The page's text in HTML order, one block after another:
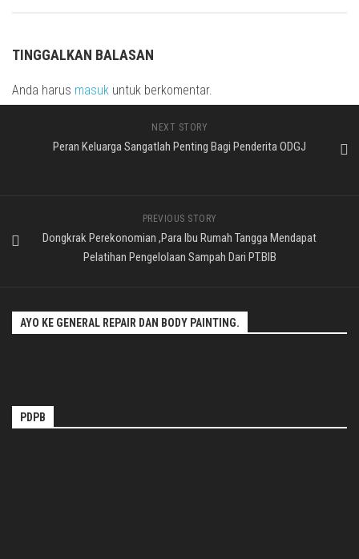
TINGGALKAN BALASAN
Anda harus masuk untuk berkomentar.
NEXT STORY
Peran Keluarga Sangatlah Penting Bagi Penderita ODGJ
PREVIOUS STORY
Dongkrak Perekonomian ,Para Ibu Rumah Tangga Mendapat
Pelatihan Pengelolaan Sampah Dari PT.BIB
AYO KE GENERAL REPAIR DAN BODY PAINTING.
PDPB